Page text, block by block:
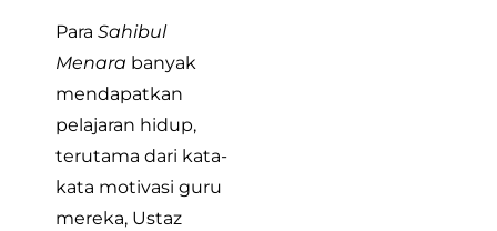
Para Sahibul
Menara banyak
mendapatkan
pelajaran hidup,
terutama dari kata-
kata motivasi guru
mereka, Ustaz